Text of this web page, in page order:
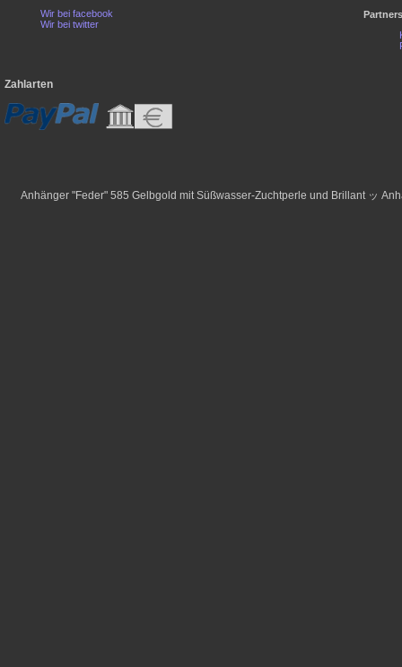
Wir bei facebook
Wir bei twitter
Zahlarten
Anhänger "Feder" 585 Gelbgold mit Süßwasser-Zuchtperle und Brillant ッ